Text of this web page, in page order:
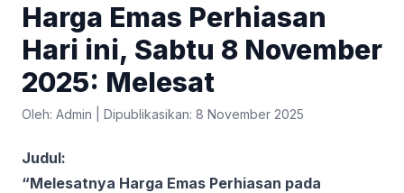
Harga Emas Perhiasan
Hari ini, Sabtu 8 November
2025: Melesat
Oleh: Admin Dipublikasikan: 8 November 2025
Judul:
“Melesatnya Harga Emas Perhiasan pada